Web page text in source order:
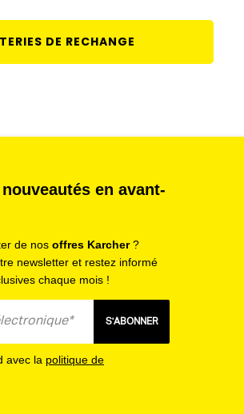
DE RECHANGE
en avant-
de nos offres Karcher?
newsletter et restez informé
chaque mois !
S'ABONNER
avec la politique de